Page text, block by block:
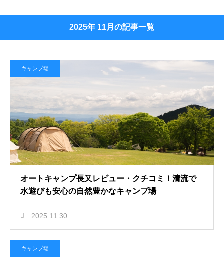
2025年 11月の記事一覧
キャンプ場
オートキャンプ長又レビュー・クチコミ！清流で
水遊びも安心の自然豊かなキャンプ場
2025.11.30
キャンプ場